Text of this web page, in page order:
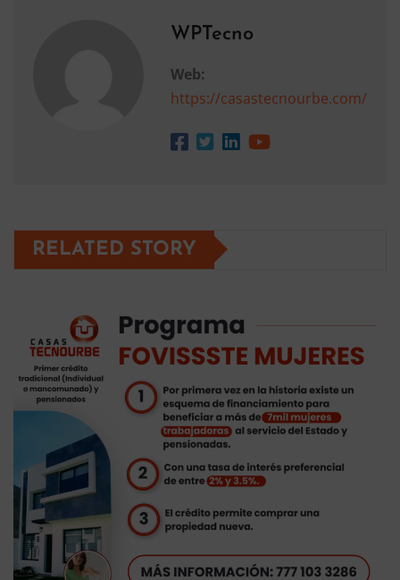
WPTecno
Web:
https://casastecnourbe.com/
RELATED STORY